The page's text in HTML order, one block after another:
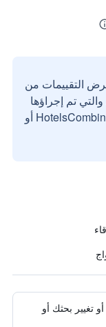
التقييمات من
تم إجراؤها
بواسطة مستخدمين حقيقيين مع HotelsCombined أو
تغيير بحثك أو